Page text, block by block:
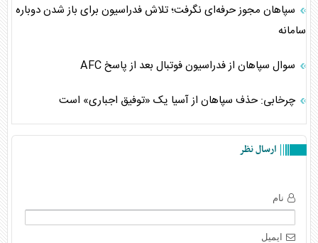
سپاهان مجوز حرفه‌ای نگرفت؛ تلاش فدراسیون برای باز شدن دوباره
سامانه
سوال سپاهان از فدراسیون فوتبال بعد از پاسخ AFC
چرخابی: حذف سپاهان از آسیا یک «توفیق اجباری» است
ارسال نظر
نام
ایمیل